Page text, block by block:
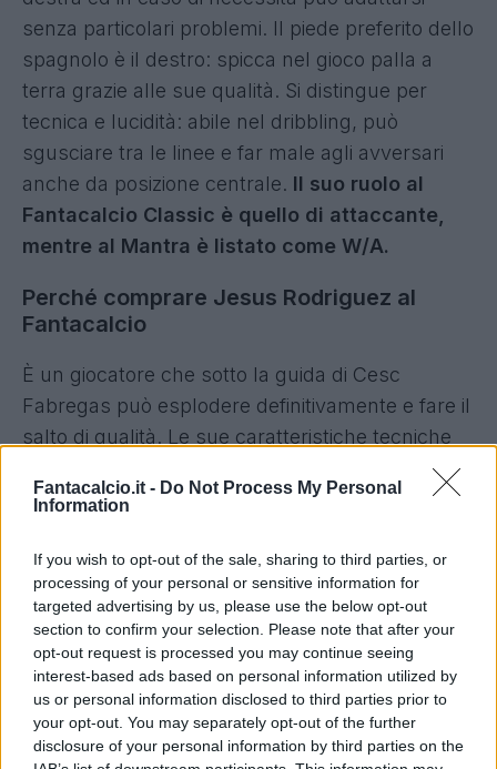
Fantacalcio.it - Do Not Process My Personal
Information
If you wish to opt-out of the sale, sharing to third parties, or
processing of your personal or sensitive information for
targeted advertising by us, please use the below opt-out
section to confirm your selection. Please note that after your
opt-out request is processed you may continue seeing
interest-based ads based on personal information utilized by
us or personal information disclosed to third parties prior to
your opt-out. You may separately opt-out of the further
disclosure of your personal information by third parties on the
senza particolari problemi. Il piede preferito dello
spagnolo è il destro: spicca nel gioco palla a
terra grazie alle sue qualità. Si distingue per
tecnica e lucidità: abile nel dribbling, può
sgusciare tra le linee e far male agli avversari
anche da posizione centrale. Il suo ruolo al
Fantacalcio Classic è quello di attaccante,
mentre al Mantra è listato come W/A.
Perché comprare Jesus Rodriguez al
Fantacalcio
È un giocatore che sotto la guida di Cesc
Fabregas può esplodere definitivamente e fare il
salto di qualità. Le sue caratteristiche tecniche
fantallenatori: può portare bous e allo stesso
Fantacalcio un quarto slot: ha sicuramente nei
piedi qualche bonus, ma non è di certo un
bomber. In chiave Mantra può essere una
validissima alternativa alle W titolari, soprattutto
per chi utilizza moduli con due W in campo.
Perché non comprare Jesus Rodriguez al
Fantacalcio